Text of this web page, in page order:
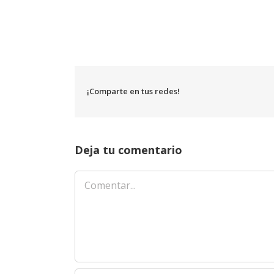
¡Comparte en tus redes!
Deja tu comentario
Comentar